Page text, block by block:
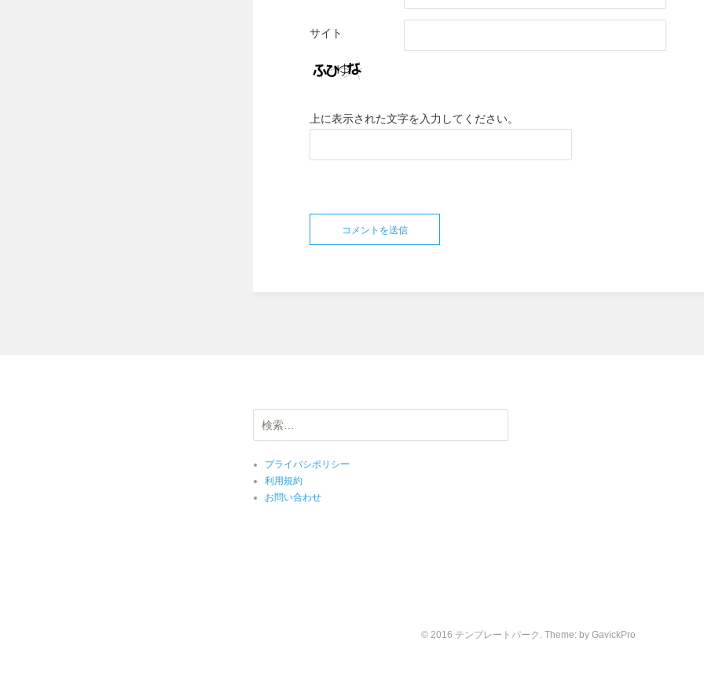
サイト
上に表示された文字を入力してください。
索:
プライバシポリシー
利用規約
お問い合わせ
© 2016 テンプレートパーク. Theme: by GavickPro